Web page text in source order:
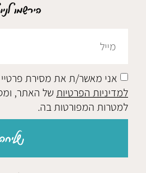
הירשמו
אני מאשר/ת את מסירת
למדיניות הפרטיות של האתר,
למטרות המפורטות בה.
שליחה